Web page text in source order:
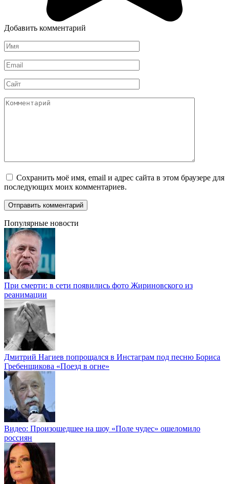
Добавить комментарий
Имя
*
Email
*
Сайт
Комментарий
Сохранить моё имя, email и адрес сайта в этом браузере для
последующих моих комментариев.
Популярные новости
При смерти: в сети появились фото Жириновского из
реанимации
Дмитрий Нагиев попрощался в Инстаграм под песню Бориса
Гребенщикова «Поезд в огне»
Видео: Произошедшее на шоу «Поле чудес» ошеломило
россиян